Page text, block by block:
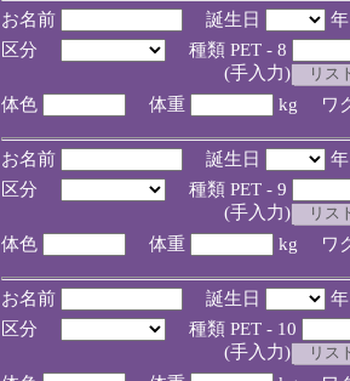
お名前 誕生日
区分
種類 PET - 8
(手入力)
体色
体重 kg ワ
お名前 誕生日
区分
種類 PET - 9
(手入力)
体色
体重 kg ワ
お名前 誕生日
区分
種類 PET - 10
(手入力)